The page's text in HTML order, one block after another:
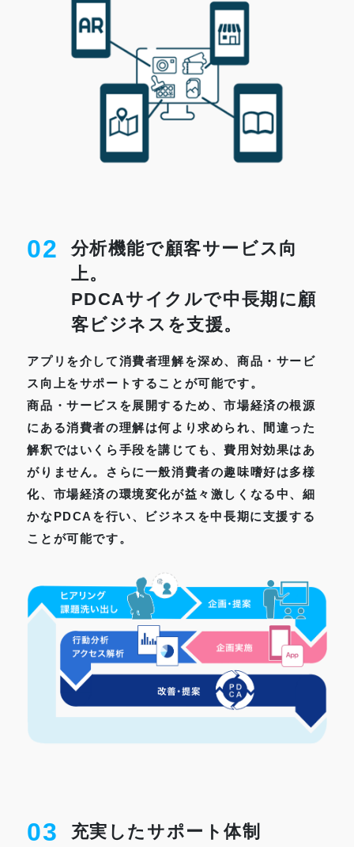
02
分析機能で顧客サービス向
上。
PDCAサイクルで中長期に顧
客ビジネスを支援。
アプリを介して消費者理解を深め、商品・サービ
ス向上をサポートすることが可能です。
商品・サービスを展開するため、市場経済の根源
にある消費者の理解は何より求められ、間違った
解釈ではいくら手段を講じても、費用対効果はあ
がりません。さらに一般消費者の趣味嗜好は多様
化、市場経済の環境変化が益々激しくなる中、細
かなPDCAを行い、ビジネスを中長期に支援する
ことが可能です。
03 充実したサポート体制